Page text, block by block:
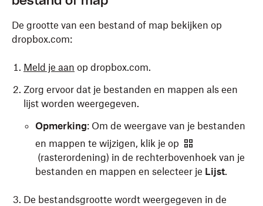
De grootte van een bestand of map bekijken op
dropbox.com:
Meld je aan op dropbox.com.
Zorg ervoor dat je bestanden en mappen als een
lijst worden weergegeven.
Opmerking: Om de weergave van je bestanden
en mappen te wijzigen, klik je op
(rasterordening) in de rechterbovenhoek van je
bestanden en mappen en selecteer je Lijst.
De bestandsgrootte wordt weergegeven in de